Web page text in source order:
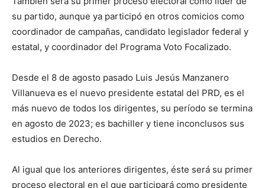
su partido, aunque ya participó en otros comicios como
coordinador de campañas, candidato legislador federal y
estatal, y coordinador del Programa Voto Focalizado.
Desde el 8 de agosto pasado Luis Jesús Manzanero
Villanueva es el nuevo presidente estatal del PRD, es el
más nuevo de todos los dirigentes, su período se termina
en agosto de 2023; es bachiller y tiene inconclusos sus
estudios en Derecho.
Al igual que los anteriores dirigentes, éste será su primer
proceso electoral en el que participará como presidente